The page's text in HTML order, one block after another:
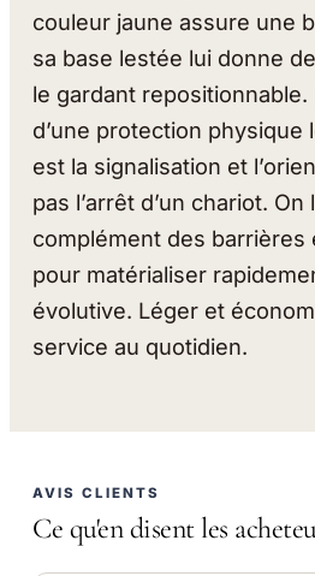
couleur jaune assure une
sa base lestée lui donne
le gardant repositionnable.
d’une protection physique
est la signalisation et
pas l’arrêt d’un chariot. On
complément des barrières
pour matérialiser
évolutive. Léger et
service au quotidien.
AVIS CLIENTS
Ce qu'en disent les